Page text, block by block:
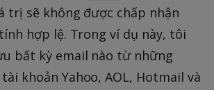
trị sẽ không được chấp nhận
hợp lệ. Trong ví dụ này, tôi
bất kỳ email nào từ những
khoản Yahoo, AOL, Hotmail và